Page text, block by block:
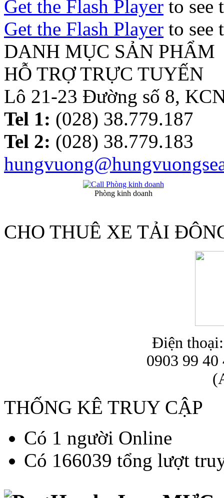
Get the Flash Player to see
Get the Flash Player to see
DANH MỤC SẢN PHẨM
HỖ TRỢ TRỰC TUYẾN
Lô 21-23 Đường số 8,
Tel 1: (028) 38.779.187
Tel 2: (028) 38.779.183
Phòng kinh doanh
CHO THUÊ XE TẢI
Điện
0903 99 40
THỐNG KÊ TRUY CẬP
Có 1 người Online
Có 166039 tổng lượt